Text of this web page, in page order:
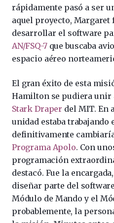
rápidamente pasó a ser
aquel proyecto, Margaret
desarrollar el software
AN/FSQ-7que buscaba
espacio aéreo
El gran éxito de esta
Hamilton se pudiera
Stark Draper del MIT. En
unidad estaba trabajando
definitivamente
Programa Apolo. Con
programación
destacó. Fue la
diseñar parte del
Módulo de Mando y el
probablemente, la